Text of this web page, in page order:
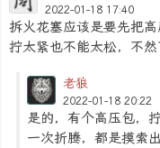
2022-01-18 17:40
拆火花塞应该是要先把
拧太紧也不能太松，不
老狼
2022-01-18 20:22
是的，有个高压包，
一次折腾，都是摸索